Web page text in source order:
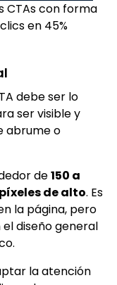
CTAs con forma
en 45%
debe ser lo
ser visible y
abrume o
de150 a
de alto. Es
la página, pero
diseño general
la atención